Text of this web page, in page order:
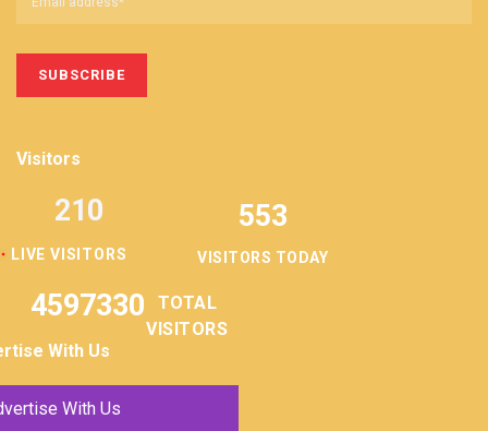
Visitors
LIVE VISITORS
210 553
VISITORS TODAY
4597330
TOTAL
VISITORS
With Us
With Us